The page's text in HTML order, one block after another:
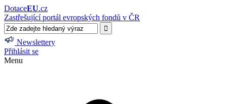
DotaceEU.cz
Zastřešující portál evropských fondů v ČR
Newslettery
Přihlásit se
Menu